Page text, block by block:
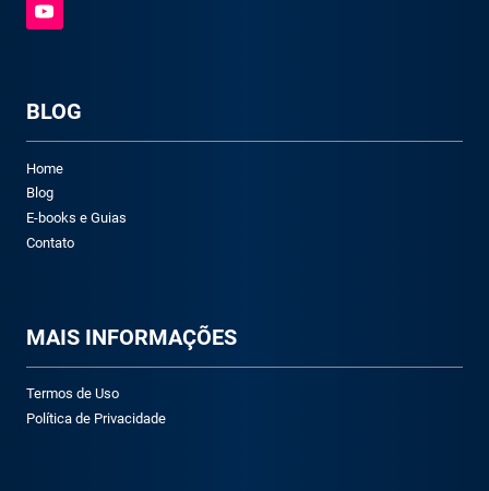
BLOG
Home
Blog
E-books e Guias
Contato
MAIS INFORMAÇÕES
Termos de Uso
Política de Privacidade